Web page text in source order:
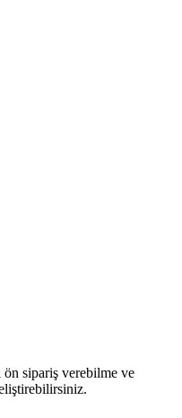
sipariş verebilme ve